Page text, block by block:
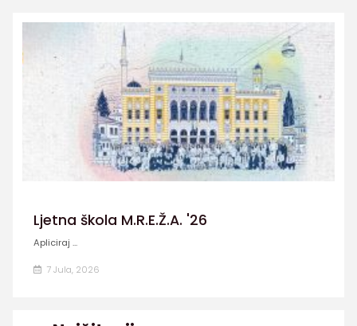
Ljetna škola M.R.E.Ž.A. '26
Apliciraj ...
7 Jula, 2026